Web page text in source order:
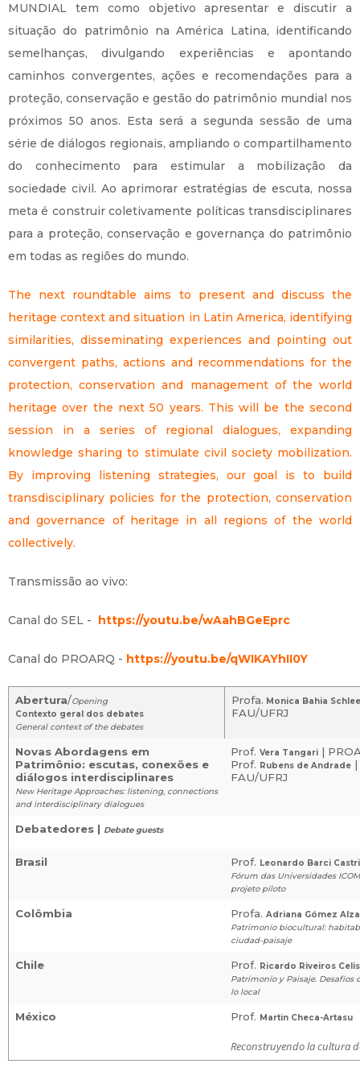
MUNDIAL tem como objetivo apresentar e discutir a
situação do patrimônio na América Latina, identificando
semelhanças, divulgando experiências e apontando
caminhos convergentes, ações e recomendações para a
proteção, conservação e gestão do patrimônio mundial nos
próximos 50 anos. Esta será a segunda sessão de uma
série de diálogos regionais, ampliando o compartilhamento
do conhecimento para estimular a mobilização da
sociedade civil. Ao aprimorar estratégias de escuta, nossa
meta é construir coletivamente políticas transdisciplinares
para a proteção, conservação e governança do patrimônio
em todas as regiões do mundo.
The next roundtable aims to present and discuss the
heritage context and situation in Latin America, identifying
similarities, disseminating experiences and pointing out
convergent paths, actions and recommendations for the
protection, conservation and management of the world
heritage over the next 50 years. This will be the second
session in a series of regional dialogues, expanding
knowledge sharing to stimulate civil society mobilization.
By improving listening strategies, our goal is to build
transdisciplinary policies for the protection, conservation
and governance of heritage in all regions of the world
collectively.
Transmissão ao vivo:
Canal do SEL - https://youtu.be/wAahBGeEprc
Canal do PROARQ - https://youtu.be/qWIKAYhII0Y
Abertura/Opening
Contexto geral dos debates
General context of the debates
Profa. Monica Bahia Schlee
FAU/UFRJ
Novas Abordagens em
Patrimônio: escutas, conexões e
diálogos interdisciplinares
New Heritage Approaches: listening, connections
and interdisciplinary dialogues
Prof. Vera Tangari |
Prof. Rubens de Andrade
FAU/UFRJ
Debatedores | Debate guests
Brasil Prof. Leonardo Barci
Fórum das Universidades
projeto piloto
Colômbia Profa. Adriana Gómez
Patrimonio biocultural:
ciudad-paisaje
Chile Prof. Ricardo Riveiros Celis
Patrimonio y Paisaje. Desafíos
lo local
México Prof. Martin Checa-Artasu
Reconstruyendo la cultura